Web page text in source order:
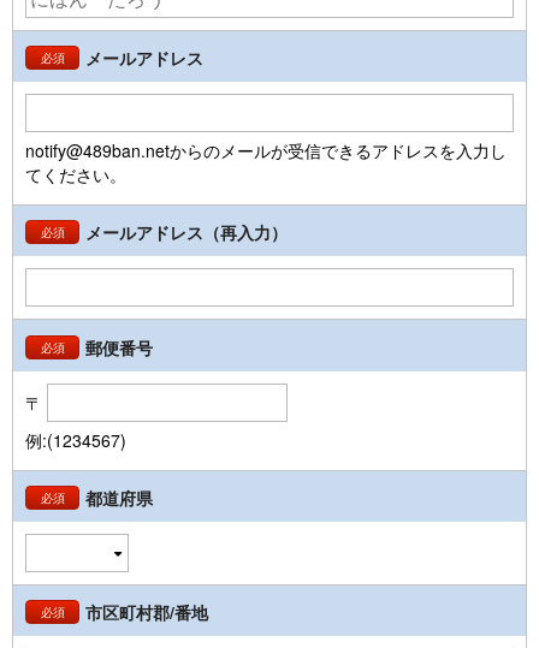
必須 メールアドレス
notify@489ban.netからのメールが受信できるアドレスを入力し
てください。
必須 メールアドレス（再入力）
必須 郵便番号
〒
例:(1234567)
必須 都道府県
必須 市区町村郡/番地